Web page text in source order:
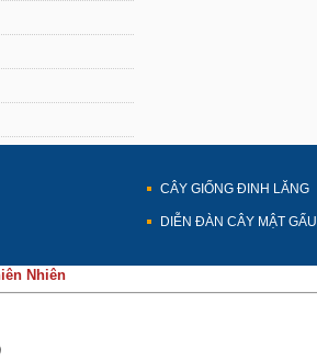
CÂY GIỐNG ĐINH LĂNG
DIỄN ĐÀN CÂY MẬT GẤU
Nhiên